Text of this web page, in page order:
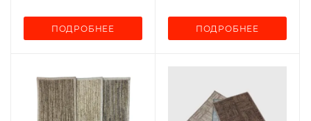
ПОДРОБНЕЕ ПОДРОБНЕЕ